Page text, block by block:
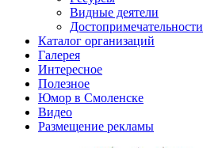
Видные деятели
Достопримечательности
Каталог организаций
Галерея
Интересное
Полезное
Юмор в Смоленске
Видео
Размещение рекламы